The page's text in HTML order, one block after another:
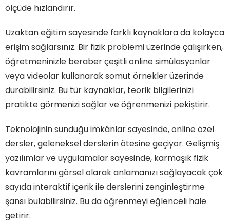
ölçüde hızlandırır.
Uzaktan eğitim sayesinde farklı kaynaklara da kolayca
erişim sağlarsınız. Bir fizik problemi üzerinde çalışırken,
öğretmeninizle beraber çeşitli online simülasyonlar
veya videolar kullanarak somut örnekler üzerinde
durabilirsiniz. Bu tür kaynaklar, teorik bilgilerinizi
pratikte görmenizi sağlar ve öğrenmenizi pekiştirir.
Teknolojinin sunduğu imkânlar sayesinde, online özel
dersler, geleneksel derslerin ötesine geçiyor. Gelişmiş
yazılımlar ve uygulamalar sayesinde, karmaşık fizik
kavramlarını görsel olarak anlamanızı sağlayacak çok
sayıda interaktif içerik ile derslerini zenginleştirme
şansı bulabilirsiniz. Bu da öğrenmeyi eğlenceli hale
getirir.